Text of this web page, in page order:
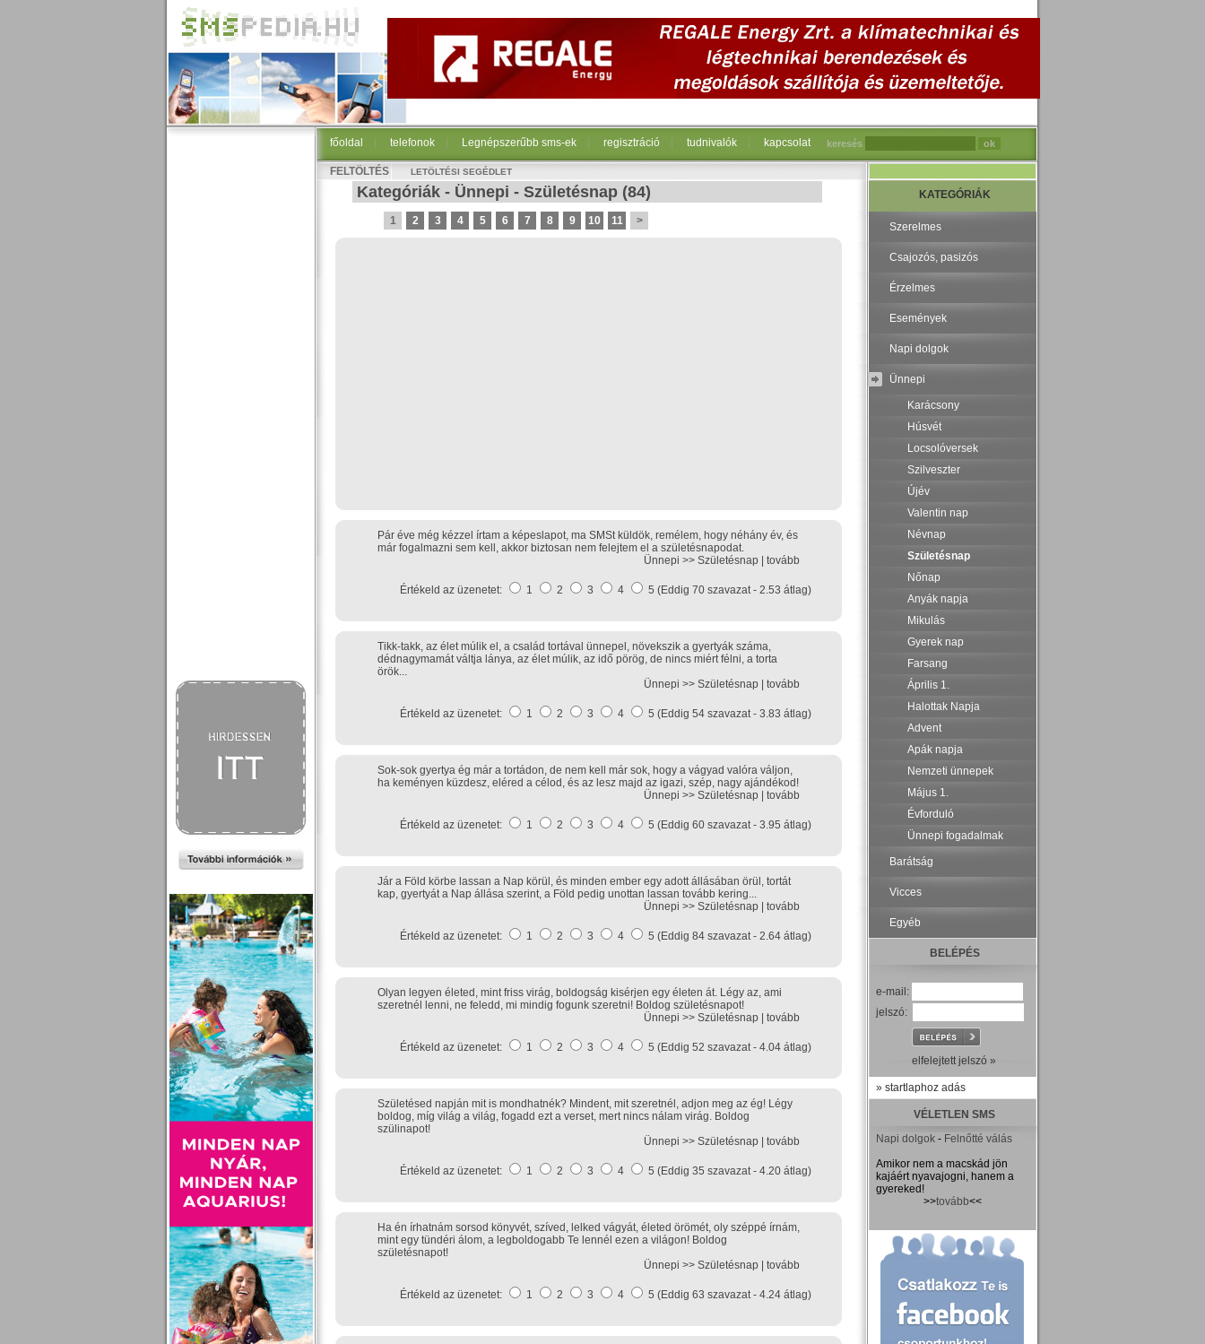
főoldal telefonok Legnépszerűbb sms-ek regisztráció tudnivalók kapcsolat keresés
FELTÖLTÉS LETÖLTÉSI SEGÉDLET
Kategóriák - Ünnepi - Születésnap (84)
1 2 3 4 5 6 7 8 9 10 11 >
Pár éve még kézzel írtam a képeslapot, ma SMSt küldök, remélem, hogy néhány év, és
már fogalmazni sem kell, akkor biztosan nem felejtem el a születésnapodat.
Ünnepi >> Születésnap tovább
Értékeld az üzenetet: 1 2 3 4 5 (Eddig 70 szavazat - 2.53 átlag)
Tikk-takk, az élet múlik el, a család tortával ünnepel, növekszik a gyertyák száma,
dédnagymamát váltja lánya, az élet múlik, az idő pörög, de nincs miért félni, a torta
örök...
Ünnepi >> Születésnap tovább
Értékeld az üzenetet: 1 2 3 4 5 (Eddig 54 szavazat - 3.83 átlag)
Sok-sok gyertya ég már a tortádon, de nem kell már sok, hogy a vágyad valóra váljon,
ha keményen küzdesz, eléred a célod, és az lesz majd az igazi, szép, nagy ajándékod!
Ünnepi >> Születésnap tovább
Értékeld az üzenetet: 1 2 3 4 5 (Eddig 60 szavazat - 3.95 átlag)
Jár a Föld körbe lassan a Nap körül, és minden ember egy adott állásában örül, tortát
kap, gyertyát a Nap állása szerint, a Föld pedig unottan lassan tovább kering...
Ünnepi >> Születésnap tovább
Értékeld az üzenetet: 1 2 3 4 5 (Eddig 84 szavazat - 2.64 átlag)
Olyan legyen életed, mint friss virág, boldogság kisérjen egy életen át. Légy az, ami
szeretnél lenni, ne feledd, mi mindig fogunk szeretni! Boldog születésnapot!
Ünnepi >> Születésnap tovább
Értékeld az üzenetet: 1 2 3 4 5 (Eddig 52 szavazat - 4.04 átlag)
Születésed napján mit is mondhatnék? Mindent, mit szeretnél, adjon meg az ég! Légy
boldog, míg világ a világ, fogadd ezt a verset, mert nincs nálam virág. Boldog
szülinapot!
Ünnepi >> Születésnap tovább
Értékeld az üzenetet: 1 2 3 4 5 (Eddig 35 szavazat - 4.20 átlag)
Ha én írhatnám sorsod könyvét, szíved, lelked vágyát, életed örömét, oly széppé írnám,
mint egy tündéri álom, a legboldogabb Te lennél ezen a világon! Boldog
születésnapot!
Ünnepi >> Születésnap tovább
Értékeld az üzenetet: 1 2 3 4 5 (Eddig 63 szavazat - 4.24 átlag)
KATEGÓRIÁK
Szerelmes
Csajozós, pasizós
Érzelmes
Események
Napi dolgok
Ünnepi
Karácsony
Húsvét
Locsolóversek
Szilveszter
Újév
Valentin nap
Névnap
Születésnap
Nőnap
Anyák napja
Mikulás
Gyerek nap
Farsang
Április 1.
Halottak Napja
Advent
Apák napja
Nemzeti ünnepek
Május 1.
Évforduló
Ünnepi fogadalmak
Barátság
Vicces
Egyéb
BELÉPÉS
e-mail:
jelszó:
elfelejtett jelszó »
» startlaphoz adás
VÉLETLEN SMS
Napi dolgok - Felnőtté válás
Amikor nem a macskád jön
kajáért nyavajogni, hanem a
gyereked!
>>tovább<<